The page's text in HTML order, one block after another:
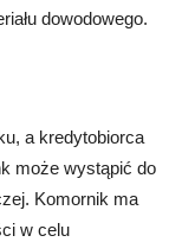
dowodowego.
a kredytobiorca
może wystąpić do
Komornik ma
w celu